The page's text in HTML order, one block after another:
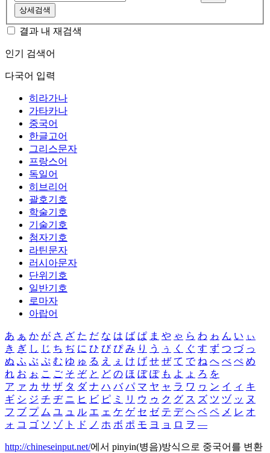
상세검색
결과 내 재검색
인기 검색어
다국어 입력
히라가나
가타카나
중국어
한글고어
그리스문자
프랑스어
독일어
히브리어
괄호기호
학술기호
기술기호
첨자기호
라틴문자
러시아문자
단위기호
일반기호
로마자
아랍어
あ ぁ か が さ ざ た だ な は ば ぱ ま や ゃ ら わ ゎ ん い ぃ
き ぎ し じ ち ぢ に ひ び ぴ み り う ぅ く ぐ す ず つ づ っ
ぬ ふ ぶ ぷ む ゆ ゅ る え ぇ け げ せ ぜ て で ね へ べ ぺ め
れ お ぉ こ ご そ ぞ と ど の ほ ぼ ぽ も よ ょ ろ を
ア ァ カ サ ザ タ ダ ナ ハ バ パ マ ヤ ャ ラ ワ ヮ ン イ ィ キ
ギ シ ジ チ ヂ ニ ヒ ビ ピ ミ リ ウ ゥ ク グ ス ズ ツ ヅ ッ ヌ
フ ブ プ ム ユ ュ ル エ ェ ケ ゲ セ ゼ テ デ ヘ ベ ペ メ レ オ
ォ コ ゴ ソ ゾ ト ド ノ ホ ボ ポ モ ヨ ョ ロ ヲ ―
http://chineseinput.net/에서 pinyin(병음)방식으로 중국어를 변환